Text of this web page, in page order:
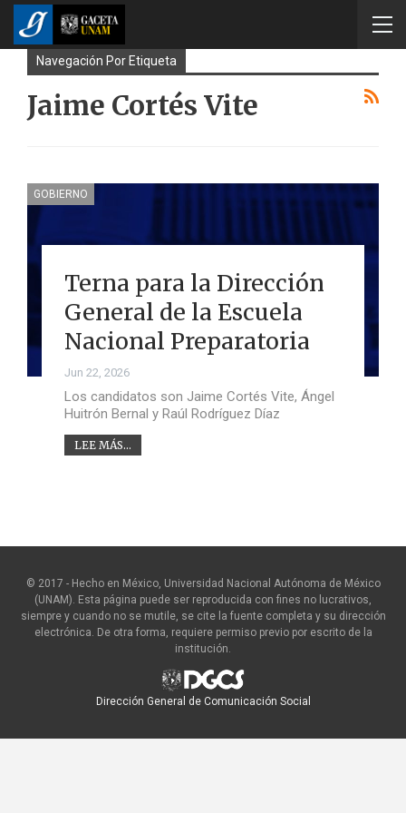
Navegación Por Etiqueta
Jaime Cortés Vite
GOBIERNO
Terna para la Dirección
General de la Escuela
Nacional Preparatoria
Jun 22, 2026
Los candidatos son Jaime Cortés Vite, Ángel
Huitrón Bernal y Raúl Rodríguez Díaz
LEE MÁS...
© 2017 - Hecho en México, Universidad Nacional Autónoma de México
(UNAM). Esta página puede ser reproducida con fines no lucrativos,
siempre y cuando no se mutile, se cite la fuente completa y su dirección
electrónica. De otra forma, requiere permiso previo por escrito de la
institución.
Dirección General de Comunicación Social